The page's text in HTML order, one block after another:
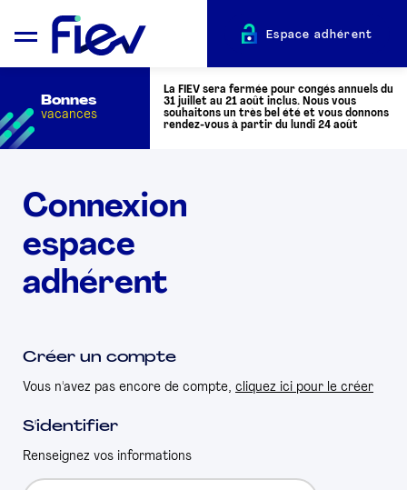
QUI SOMMES-NOUS ?
L’AUTOMOTIVE
ADHÉRENTS
ÉVÉNEMENTS
Espace adhérent
Bonnes
vacances
La FIEV sera fermée pour congés annuels du
31 juillet au 21 août inclus. Nous vous
souhaitons un très bel été et vous donnons
rendez-vous à partir du lundi 24 août
Connexion
espace
adhérent
Créer un compte
Vous n'avez pas encore de compte, cliquez ici pour le créer
S'identifier
Renseignez vos informations